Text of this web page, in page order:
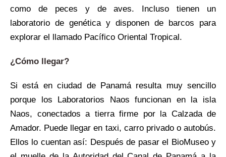
como de peces y de aves. Incluso tienen un
laboratorio de genética y disponen de barcos para
explorar el llamado Pacífico Oriental Tropical.
¿Cómo llegar?
Si está en ciudad de Panamá resulta muy sencillo
porque los Laboratorios Naos funcionan en la isla
Naos, conectados a tierra firme por la Calzada de
Amador. Puede llegar en taxi, carro privado o autobús.
Ellos lo cuentan así: Después de pasar el BioMuseo y